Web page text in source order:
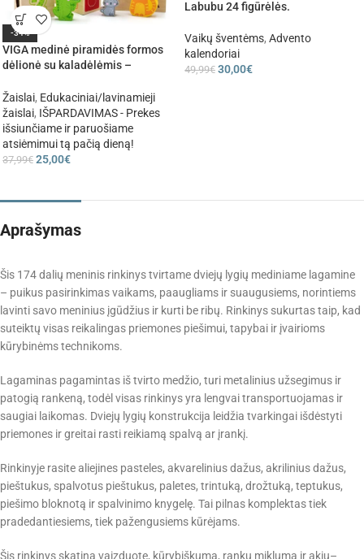
-34%
VIGA medinė piramidės formos
dėlionė su kaladėlėmis –
Žaislai, Edukaciniai/lavinamieji
žaislai, IŠPARDAVIMAS - Prekes
išsiunčiame ir paruošiame
atsiėmimui tą pačią dieną!
37,99€ 25,00€
Labubu 24 figūrėlės.
Vaikų šventėms, Advento
kalendoriai
49,99€ 30,00€
Aprašymas
Šis 174 dalių meninis rinkinys tvirtame dviejų lygių mediniame lagamine
– puikus pasirinkimas vaikams, paaugliams ir suaugusiems, norintiems
lavinti savo meninius įgūdžius ir kurti be ribų. Rinkinys sukurtas taip, kad
suteiktų visas reikalingas priemones piešimui, tapybai ir įvairioms
kūrybinėms technikoms.
Lagaminas pagamintas iš tvirto medžio, turi metalinius užsegimus ir
patogią rankeną, todėl visas rinkinys yra lengvai transportuojamas ir
saugiai laikomas. Dviejų lygių konstrukcija leidžia tvarkingai išdėstyti
priemones ir greitai rasti reikiamą spalvą ar įrankį.
Rinkinyje rasite aliejines pasteles, akvarelinius dažus, akrilinius dažus,
pieštukus, spalvotus pieštukus, paletes, trintuką, drožtuką, teptukus,
piešimo bloknotą ir spalvinimo knygelę. Tai pilnas komplektas tiek
pradedantiesiems, tiek pažengusiems kūrėjams.
Šis rinkinys skatina vaizduotę, kūrybiškumą, rankų miklumą ir akių–